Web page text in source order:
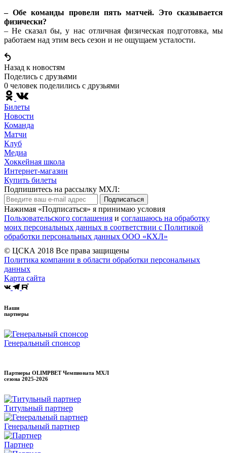
– Обе команды провели пять матчей. Это сказывается
физически?
– Не сказал бы, у нас отличная физическая подготовка, мы
работаем над этим весь сезон и не ощущаем усталости.
Назад к новостям
Поделись c друзьями
0 человек поделились c друзьями
Билеты
Новости
Команда
Матчи
Клуб
Медиа
Хоккейная школа
Интернет-магазин
Купить билеты
Подпишитесь на рассылку МХЛ:
Подписаться
Нажимая «Подписаться» я принимаю условия
Пользовательского соглашения и соглашаюсь на обработку
моих персональных данных в соответствии с Политикой
обработки персональных данных ООО «КХЛ»
© ЦСКА 2018 Все права защищены
Политика компании в области обработки персональных
данных
Карта сайта
Наши
партнеры
Генеральный спонсор
Партнеры OLIMPBET Чемпионата МХЛ
сезона 2025-2026
Титульный партнер
Генеральный партнер
Партнер